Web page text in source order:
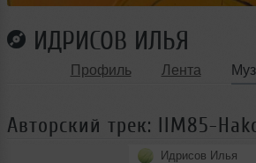
ИДРИСОВ ИЛЬЯ
Профиль Лента
Авторский трек: IIM85-
Идрисов Илья